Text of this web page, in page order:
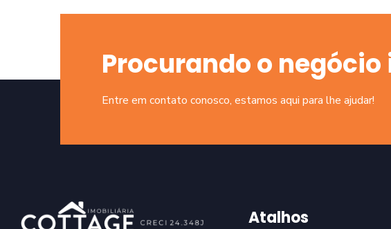
Procurando o negócio
Entre em contato conosco, estamos aqui para lhe ajudar!
Atalhos